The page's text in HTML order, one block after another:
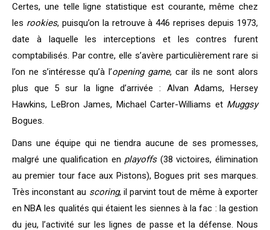
Certes, une telle ligne statistique est courante, même chez
les rookies, puisqu’on la retrouve à 446 reprises depuis 1973,
date à laquelle les interceptions et les contres furent
comptabilisés. Par contre, elle s’avère particulièrement rare si
l’on ne s’intéresse qu’à l’opening game, car ils ne sont alors
plus que 5 sur la ligne d’arrivée : Alvan Adams, Hersey
Hawkins, LeBron James, Michael Carter-Williams et Muggsy
Bogues.
Dans une équipe qui ne tiendra aucune de ses promesses,
malgré une qualification en playoffs(38 victoires, élimination
au premier tour face aux Pistons), Bogues prit ses marques.
Très inconstant au scoring, il parvint tout de même à exporter
en NBA les qualités qui étaient les siennes à la fac : la gestion
du jeu, l’activité sur les lignes de passe et la défense. Nous